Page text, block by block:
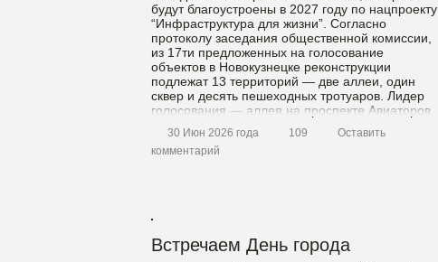
будут благоустроены в 2027 году по нацпроекту
“Инфраструктура для жизни”. Согласно
протоколу заседания общественной комиссии,
из 17ти предложенных на голосование
объектов в Новокузнецке реконструкции
подлежат 13 территорий — две аллеи, один
сквер и десять пешеходных тротуаров. Лидер
голосования — аллея на проспекте Авиаторов,
от дома № 75 до […]
30 Июн 2026 года 109
Оставить
комментарий
Встречаем День города